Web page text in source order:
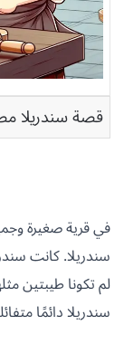
قصة سندريلا
في قرية صغيرة
سندريلا. كانت
لم تكونا طيبتين
سندريلا دائمًا